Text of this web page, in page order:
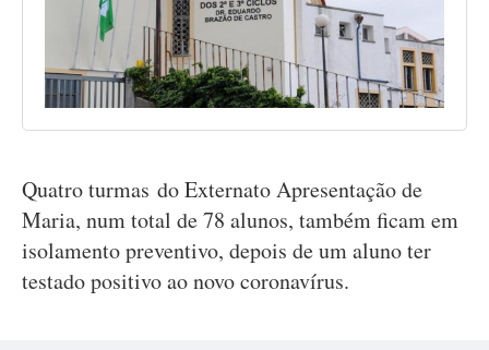
Quatro turmas do Externato Apresentação de
Maria, num total de 78 alunos, também ficam em
isolamento preventivo, depois de um aluno ter
testado positivo ao novo coronavírus.